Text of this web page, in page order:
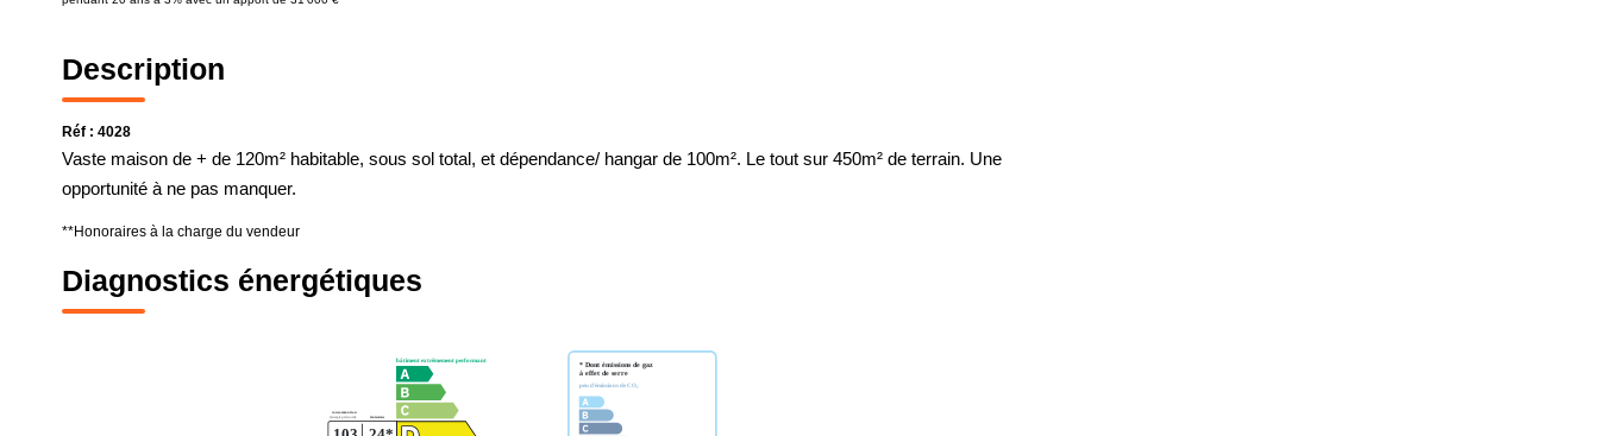
Description
Réf : 4028
Vaste maison de + de 120m² habitable, sous sol total, et dépendance/ hangar de 100m². Le tout sur 450m² de terrain. Une
opportunité à ne pas manquer.
**Honoraires à la charge du vendeur
Diagnostics énergétiques